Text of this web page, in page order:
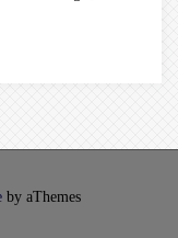
by aThemes